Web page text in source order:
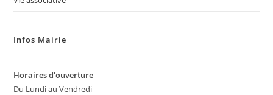
Infos Mairie
Horaires d'ouverture
Du Lundi au Vendredi